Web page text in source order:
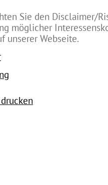
Sie den Disclaimer/
möglicher
unserer Webseite.